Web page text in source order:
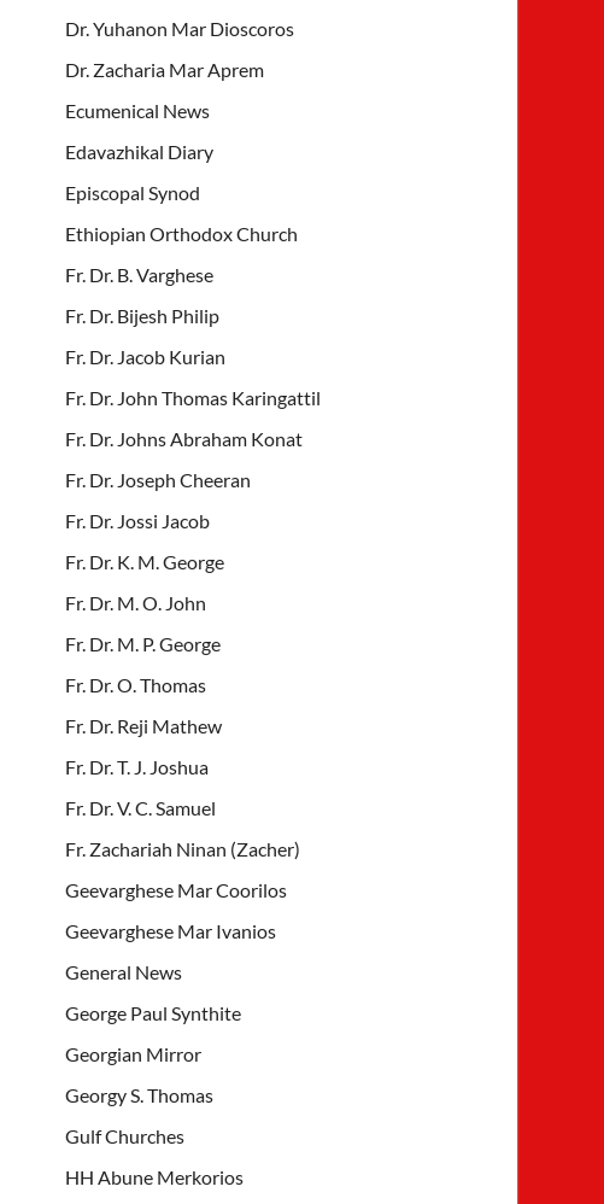
Dr. Yuhanon Mar Dioscoros
Dr. Zacharia Mar Aprem
Ecumenical News
Edavazhikal Diary
Episcopal Synod
Ethiopian Orthodox Church
Fr. Dr. B. Varghese
Fr. Dr. Bijesh Philip
Fr. Dr. Jacob Kurian
Fr. Dr. John Thomas Karingattil
Fr. Dr. Johns Abraham Konat
Fr. Dr. Joseph Cheeran
Fr. Dr. Jossi Jacob
Fr. Dr. K. M. George
Fr. Dr. M. O. John
Fr. Dr. M. P. George
Fr. Dr. O. Thomas
Fr. Dr. Reji Mathew
Fr. Dr. T. J. Joshua
Fr. Dr. V. C. Samuel
Fr. Zachariah Ninan (Zacher)
Geevarghese Mar Coorilos
Geevarghese Mar Ivanios
General News
George Paul Synthite
Georgian Mirror
Georgy S. Thomas
Gulf Churches
HH Abune Merkorios